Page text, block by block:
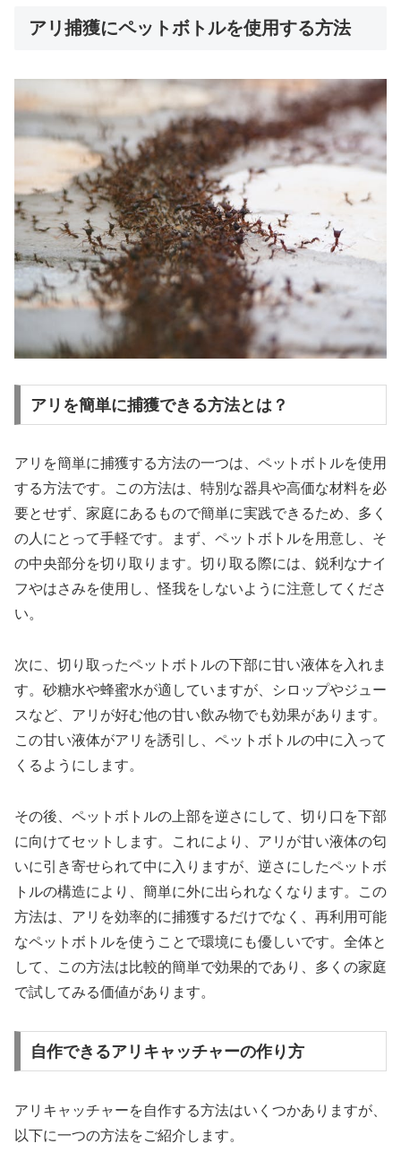
アリ捕獲にペットボトルを使用する方法
アリを簡単に捕獲できる方法とは？
アリを簡単に捕獲する方法の一つは、ペットボトルを使用
する方法です。この方法は、特別な器具や高価な材料を必
要とせず、家庭にあるもので簡単に実践できるため、多く
の人にとって手軽です。まず、ペットボトルを用意し、そ
の中央部分を切り取ります。切り取る際には、鋭利なナイ
フやはさみを使用し、怪我をしないように注意してくださ
い。
次に、切り取ったペットボトルの下部に甘い液体を入れま
す。砂糖水や蜂蜜水が適していますが、シロップやジュー
スなど、アリが好む他の甘い飲み物でも効果があります。
この甘い液体がアリを誘引し、ペットボトルの中に入って
くるようにします。
その後、ペットボトルの上部を逆さにして、切り口を下部
に向けてセットします。これにより、アリが甘い液体の匂
いに引き寄せられて中に入りますが、逆さにしたペットボ
トルの構造により、簡単に外に出られなくなります。この
方法は、アリを効率的に捕獲するだけでなく、再利用可能
なペットボトルを使うことで環境にも優しいです。全体と
して、この方法は比較的簡単で効果的であり、多くの家庭
で試してみる価値があります。
自作できるアリキャッチャーの作り方
アリキャッチャーを自作する方法はいくつかありますが、
以下に一つの方法をご紹介します。